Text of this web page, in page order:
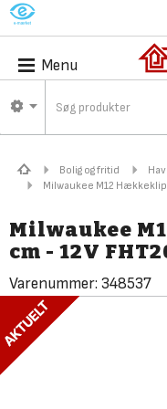
M
Menu
Bolig og fritid
Milwaukee M12
Milwaukee
cm - 12V
Varenummer: 348537